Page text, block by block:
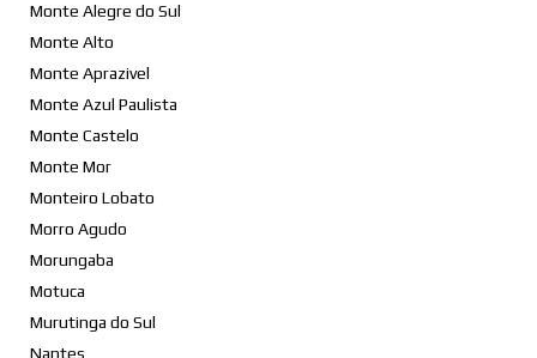
Monte Alegre do Sul
Monte Alto
Monte Aprazivel
Monte Azul Paulista
Monte Castelo
Monte Mor
Monteiro Lobato
Morro Agudo
Morungaba
Motuca
Murutinga do Sul
Nantes